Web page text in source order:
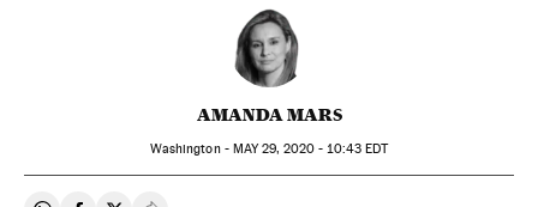
AMANDA MARS
Washington - MAY29, 2020 - 10:43EDT